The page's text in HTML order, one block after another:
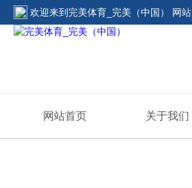
欢迎来到 完美体育_完美（中国） 网站
网站首页 关于我们